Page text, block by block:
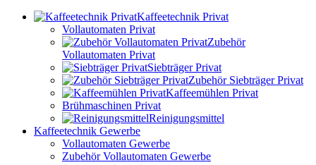
Kaffeetechnik Privat
Vollautomaten Privat
Zubehör
Vollautomaten Privat
Siebträger Privat
Zubehör Siebträger Privat
Kaffeemühlen Privat
Brühmaschinen Privat
Reinigungsmittel
Kaffeetechnik Gewerbe
Vollautomaten Gewerbe
Zubehör Vollautomaten Gewerbe